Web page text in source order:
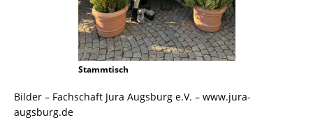
Stammtisch
Bilder – Fachschaft Jura Augsburg e.V. – www.jura-
augsburg.de